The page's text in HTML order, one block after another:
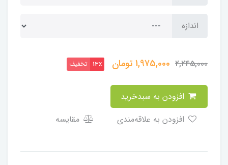
اندازه
2,245,000
1,975,000تومان 13٪ تخفیف
مقایسه